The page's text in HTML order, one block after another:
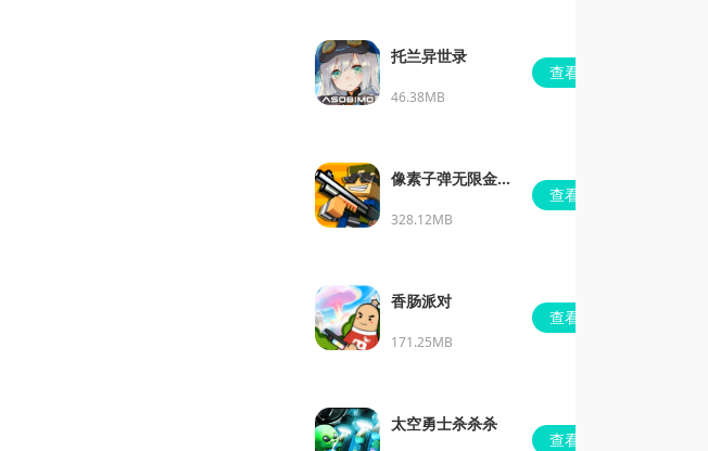
托兰异世录
46.38MB
查看
像素子弹无限金币
版免广告
328.12MB
查看
香肠派对
171.25MB
查看
太空勇士杀杀杀
查看